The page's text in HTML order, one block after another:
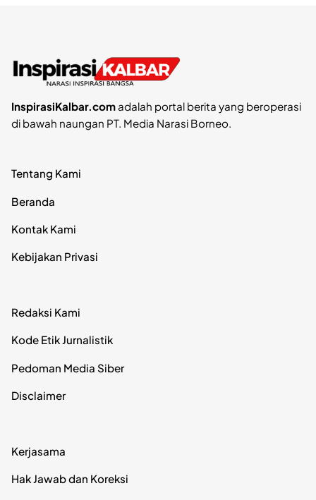
InspirasiKalbar.comadalah portal berita yang beroperasi
di bawah naungan PT. Media Narasi Borneo.
Tentang Kami
Beranda
Kontak Kami
Kebijakan Privasi
Redaksi Kami
Kode Etik Jurnalistik
Pedoman Media Siber
Disclaimer
Kerjasama
Hak Jawab dan Koreksi